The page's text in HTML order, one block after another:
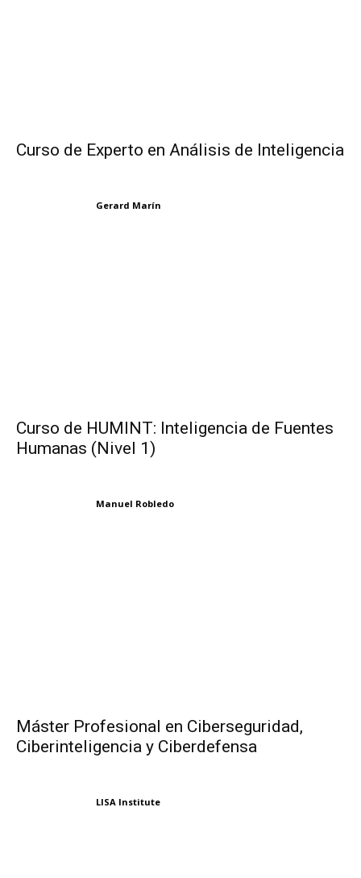
Curso de Experto en Análisis de Inteligencia
Gerard Marín
Curso de HUMINT: Inteligencia de Fuentes
Humanas (Nivel 1)
Manuel Robledo
Máster Profesional en Ciberseguridad,
Ciberinteligencia y Ciberdefensa
LISA Institute